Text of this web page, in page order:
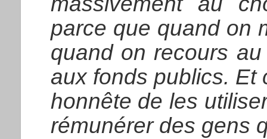
parce que quand on
quand on recours
aux fonds publics. Et
honnête de les
rémunérer des gens